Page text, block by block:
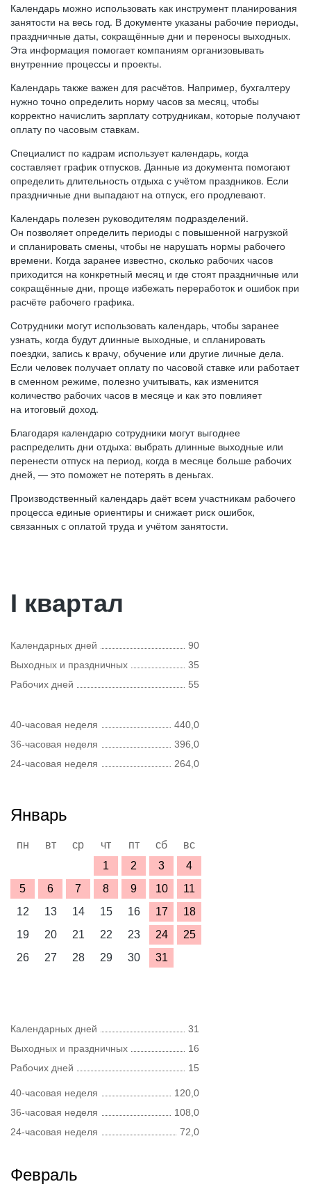
Календарь можно использовать как инструмент планирования
занятости на весь год. В документе указаны рабочие периоды,
праздничные даты, сокращённые дни и переносы выходных.
Эта информация помогает компаниям организовывать
внутренние процессы и проекты.
Календарь также важен для расчётов. Например, бухгалтеру
нужно точно определить норму часов за месяц, чтобы
корректно начислить зарплату сотрудникам, которые получают
оплату по часовым ставкам.
Специалист по кадрам использует календарь, когда
составляет график отпусков. Данные из документа помогают
определить длительность отдыха с учётом праздников. Если
праздничные дни выпадают на отпуск, его продлевают.
Календарь полезен руководителям подразделений.
Он позволяет определить периоды с повышенной нагрузкой
и спланировать смены, чтобы не нарушать нормы рабочего
времени. Когда заранее известно, сколько рабочих часов
приходится на конкретный месяц и где стоят праздничные или
сокращённые дни, проще избежать переработок и ошибок при
расчёте рабочего графика.
Сотрудники могут использовать календарь, чтобы заранее
узнать, когда будут длинные выходные, и спланировать
поездки, запись к врачу, обучение или другие личные дела.
Если человек получает оплату по часовой ставке или работает
в сменном режиме, полезно учитывать, как изменится
количество рабочих часов в месяце и как это повлияет
на итоговый доход.
Благодаря календарю сотрудники могут выгоднее
распределить дни отдыха: выбрать длинные выходные или
перенести отпуск на период, когда в месяце больше рабочих
дней, — это поможет не потерять в деньгах.
Производственный календарь даёт всем участникам рабочего
процесса единые ориентиры и снижает риск ошибок,
связанных с оплатой труда и учётом занятости.
I квартал
Календарных дней
90
Выходных и праздничных
35
Рабочих дней
55
40-часовая неделя
440,0
36-часовая неделя
396,0
24-часовая неделя
264,0
Январь
пн вт ср чт пт сб
вс
1
2 3
4
5
6 7 8 9 10
11
12
13 14 15 16 17
18
19
20 21 22 23 24
25
26
27 28 29 30 31
Календарных дней
31
Выходных и праздничных
16
Рабочих дней
15
40-часовая неделя
120,0
36-часовая неделя
108,0
24-часовая неделя
72,0
Февраль